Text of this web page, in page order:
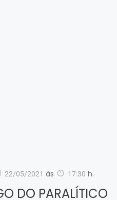
22/05/2021 às 17:30 h.
DO PARALÍTICO